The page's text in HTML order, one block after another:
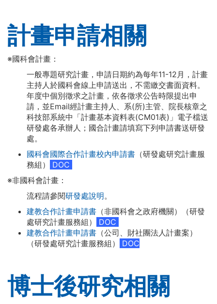
計畫申請相關
※國科會計畫：
一般專題研究計畫，申請日期約為每年11-12月，計畫
主持人於國科會線上申請送出，不需繳交書面資料。
年度中個別徵求之計畫，依各徵求公告時限提出申
請，並Email經計畫主持人、系(所)主管、院長核章之
科技部系統中「計畫基本資料表(CM01表)」電子檔送
研發處各承辦人；國合計畫請填寫下列申請書送研發
處。
國科會國際合作計畫校內申請書 （研發處研究計畫服
務組 ）
DOC
※非國科會計畫：
流程請參閱研發處說明。
建教合作計畫申請書 （非國科會之政府機關）
（研發
處研究計畫服務組）
DOC
建教合作計畫申請書 （公司、財社團法人計畫案）
（研發處研究計畫服務組）
DOC
博士後研究相關